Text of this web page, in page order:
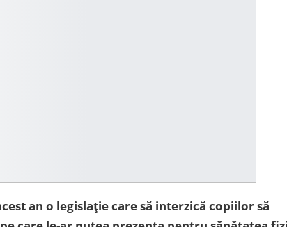
an o legislație care să interzică copiilor să